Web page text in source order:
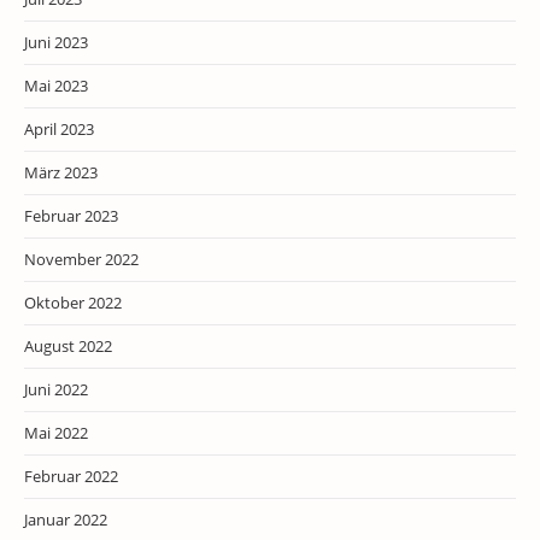
Juni 2023
Mai 2023
April 2023
März 2023
Februar 2023
November 2022
Oktober 2022
August 2022
Juni 2022
Mai 2022
Februar 2022
Januar 2022